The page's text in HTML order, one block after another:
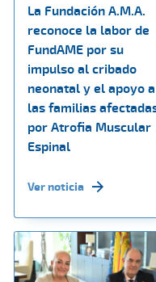
La Fundación A.M.A.
reconoce la labor de
FundAME por su
impulso al cribado
neonatal y el apoyo a
las familias
por Atrofia Muscular
Espinal
Ver noticia